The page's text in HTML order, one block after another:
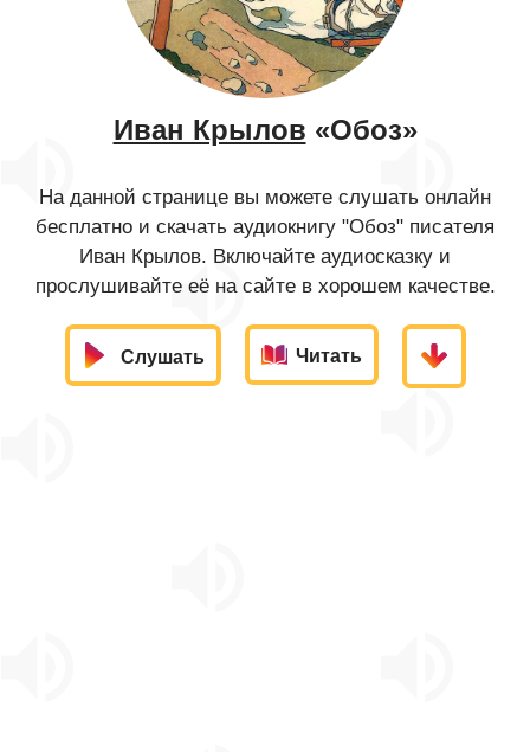
Иван Крылов «Обоз»
На данной странице вы можете слушать онлайн
бесплатно и скачать аудиокнигу "Обоз" писателя
Иван Крылов. Включайте аудиосказку и
прослушивайте её на сайте в хорошем качестве.
Слушать Читать